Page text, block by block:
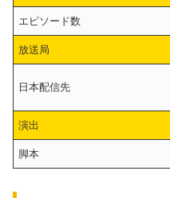
エピソード数
放送局
日本配信先
演出
脚本